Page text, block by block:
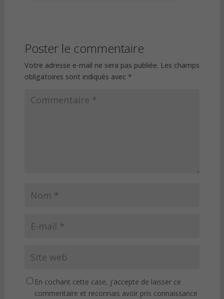
Poster le commentaire
Votre adresse e-mail ne sera pas publiée. Les champs
obligatoires sont indiqués avec *
En cochant cette case, j'accepte de laisser ce
commentaire et reconnais avoir pris connaissance